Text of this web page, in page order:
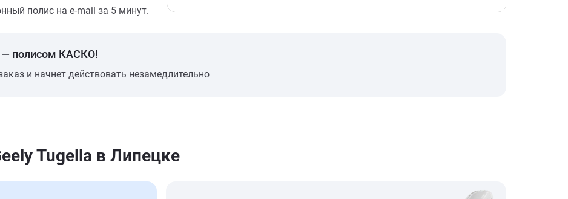
полис на e-mail за 5 минут.
— полисом КАСКО!
и начнет действовать незамедлительно
Tugella в Липецке